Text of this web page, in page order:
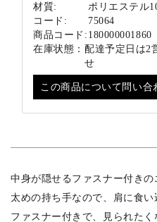
材質:
ポリエステル
コード:
75064
商品コード: 180000001860
在庫状態： 配達予定日は2
せ
この商品について問い合
中身が隠せるファスナー付きの
太めの持ち手なので、肩に食
ファスナー付きで、見られたく